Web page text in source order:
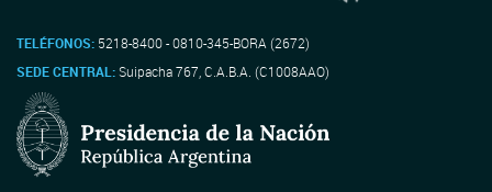
TELÉFONOS: 5218-8400 - 0810-345-BORA (2672)
SEDE CENTRAL:Suipacha 767, C.A.B.A. (C1008AAO)